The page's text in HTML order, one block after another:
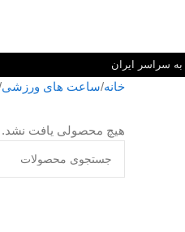
خانه ساعت های ورزشی
هیچ محصولی یافت نشد.